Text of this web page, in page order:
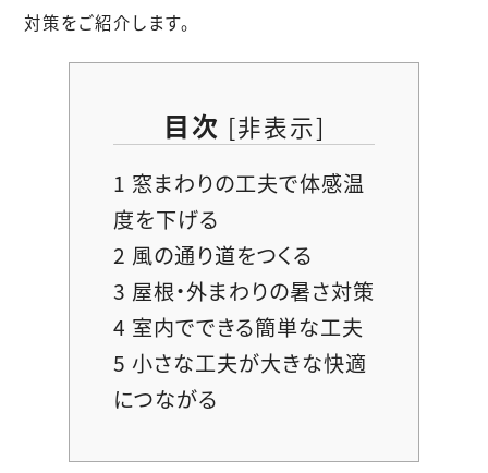
対策をご紹介します。
目次 [非表示]
1 窓まわりの工夫で体感温
度を下げる
2 風の通り道をつくる
3 屋根・外まわりの暑さ対策
4 室内でできる簡単な工夫
5 小さな工夫が大きな快適
につながる